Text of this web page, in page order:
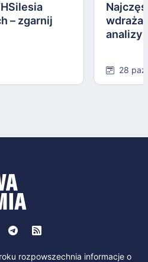
– zgarnij
analizy
28
rozpowszechnia informacje o